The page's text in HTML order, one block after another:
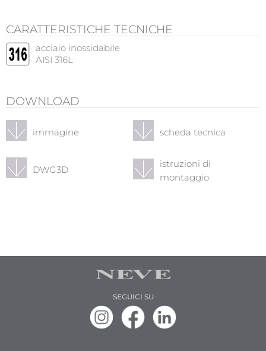
CARATTERISTICHE TECNICHE
acciaio inossidabile
AISI 316L
DOWNLOAD
immagine scheda tecnica
DWG3D
istruzioni di
montaggio
SEGUICI SU